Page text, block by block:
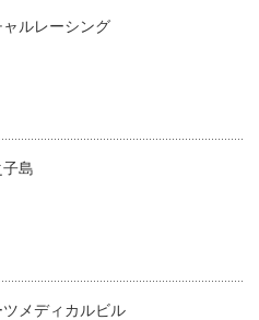
ルレーシング
島
メディカルビル